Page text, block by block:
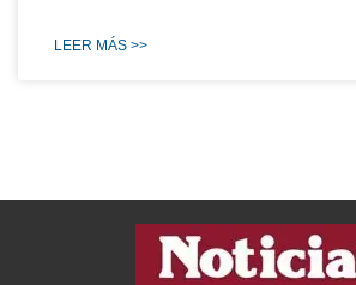
LEER MÁS >>